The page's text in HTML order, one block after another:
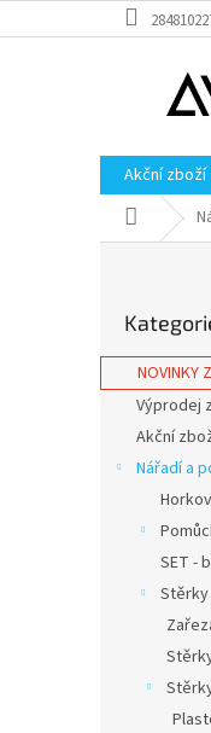
na
Akční zboží
Domů
r
a
kategorie
NOVINKY
Výprodej
Akční
Nářadí a
SET -